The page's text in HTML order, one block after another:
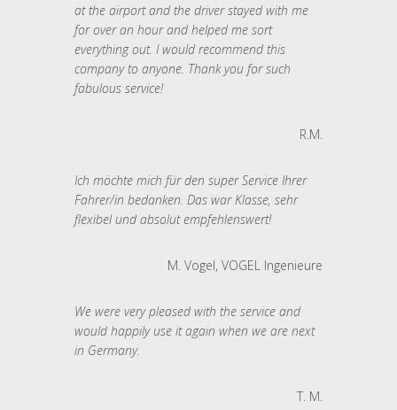
at the airport and the driver stayed with me
for over an hour and helped me sort
everything out. I would recommend this
company to anyone. Thank you for such
fabulous service!
R.M.
Ich möchte mich für den super Service Ihrer
Fahrer/in bedanken. Das war Klasse, sehr
flexibel und absolut empfehlenswert!
M. Vogel, VOGEL Ingenieure
We were very pleased with the service and
would happily use it again when we are next
in Germany.
T. M.